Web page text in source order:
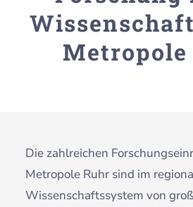
Metropole
Die zahlreichen
Metropole Ruhr sind im
Wissenschaftssystem von